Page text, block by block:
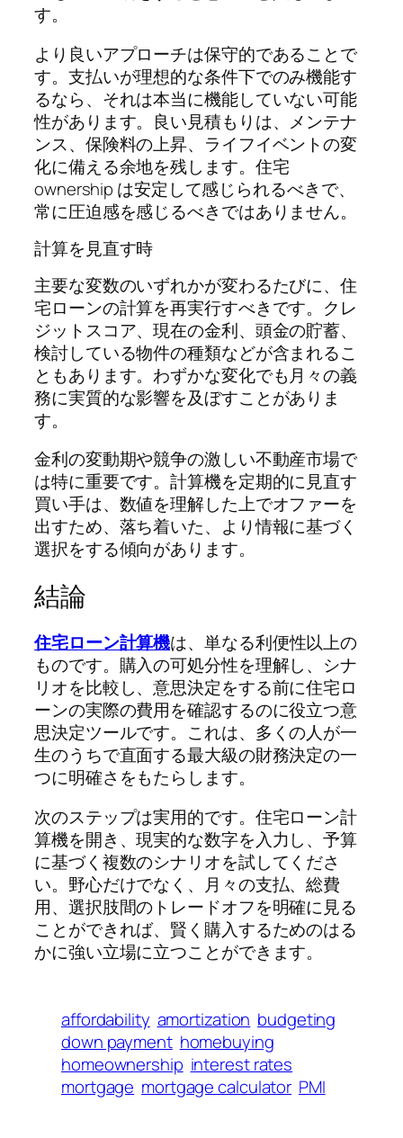
す。
より良いアプローチは保守的であることで
す。支払いが理想的な条件下でのみ機能す
るなら、それは本当に機能していない可能
性があります。良い見積もりは、メンテナ
ンス、保険料の上昇、ライフイベントの変
化に備える余地を残します。住宅
ownership は安定して感じられるべきで、
常に圧迫感を感じるべきではありません。
計算を見直す時
主要な変数のいずれかが変わるたびに、住
宅ローンの計算を再実行すべきです。クレ
ジットスコア、現在の金利、頭金の貯蓄、
検討している物件の種類などが含まれるこ
ともあります。わずかな変化でも月々の義
務に実質的な影響を及ぼすことがありま
す。
金利の変動期や競争の激しい不動産市場で
は特に重要です。計算機を定期的に見直す
買い手は、数値を理解した上でオファーを
出すため、落ち着いた、より情報に基づく
選択をする傾向があります。
結論
住宅ローン計算機は、単なる利便性以上の
ものです。購入の可処分性を理解し、シナ
リオを比較し、意思決定をする前に住宅ロ
ーンの実際の費用を確認するのに役立つ意
思決定ツールです。これは、多くの人が一
生のうちで直面する最大級の財務決定の一
つに明確さをもたらします。
次のステップは実用的です。住宅ローン計
算機を開き、現実的な数字を入力し、予算
に基づく複数のシナリオを試してくださ
い。野心だけでなく、月々の支払、総費
用、選択肢間のトレードオフを明確に見る
ことができれば、賢く購入するためのはる
かに強い立場に立つことができます。
affordability amortization budgeting
down payment homebuying
homeownership interest rates
mortgage mortgage calculator PMI